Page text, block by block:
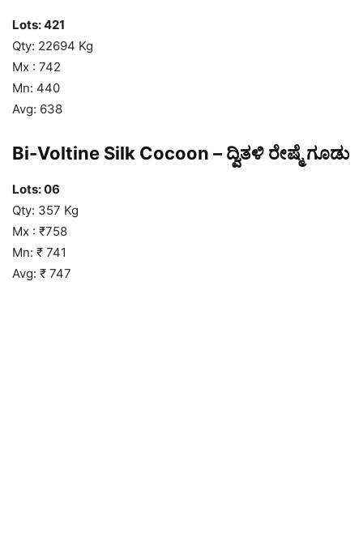
Lots: 421
Qty: 22694 Kg
Mx : 742
Mn: 440
Avg: 638
Bi-Voltine Silk Cocoon – ದ್ವಿತಳಿ ರೇಷ್ಮೆ ಗೂಡು
Lots: 06
Qty: 357 Kg
Mx : ₹758
Mn: ₹ 741
Avg: ₹ 747